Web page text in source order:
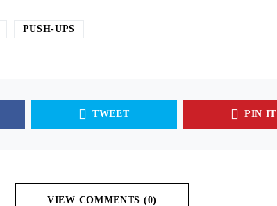
PUSH-UPS
TWEET PIN IT
VIEW COMMENTS (0)